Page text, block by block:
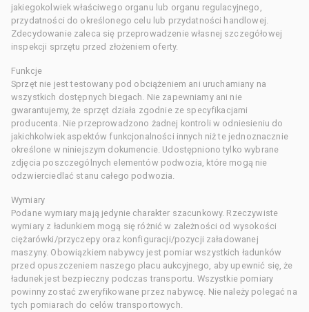
jakiegokolwiek właściwego organu lub organu regulacyjnego,
przydatności do określonego celu lub przydatności handlowej.
Zdecydowanie zaleca się przeprowadzenie własnej szczegółowej
inspekcji sprzętu przed złożeniem oferty.
Funkcje
Sprzęt nie jest testowany pod obciążeniem ani uruchamiany na
wszystkich dostępnych biegach. Nie zapewniamy ani nie
gwarantujemy, że sprzęt działa zgodnie ze specyfikacjami
producenta. Nie przeprowadzono żadnej kontroli w odniesieniu do
jakichkolwiek aspektów funkcjonalności innych niż te jednoznacznie
określone w niniejszym dokumencie. Udostępniono tylko wybrane
zdjęcia poszczególnych elementów podwozia, które mogą nie
odzwierciedlać stanu całego podwozia.
Wymiary
Podane wymiary mają jedynie charakter szacunkowy. Rzeczywiste
wymiary z ładunkiem mogą się różnić w zależności od wysokości
ciężarówki/przyczepy oraz konfiguracji/pozycji załadowanej
maszyny. Obowiązkiem nabywcy jest pomiar wszystkich ładunków
przed opuszczeniem naszego placu aukcyjnego, aby upewnić się, że
ładunek jest bezpieczny podczas transportu. Wszystkie pomiary
powinny zostać zweryfikowane przez nabywcę. Nie należy polegać na
tych pomiarach do celów transportowych.